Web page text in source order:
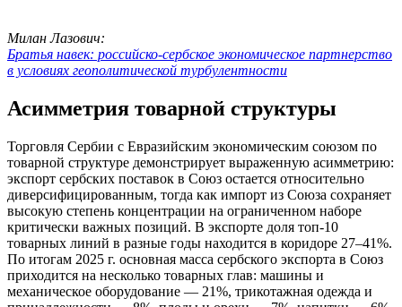
Милан Лазович:
Братья навек: российско-сербское экономическое партнерство
в условиях геополитической турбулентности
Асимметрия товарной структуры
Торговля Сербии с Евразийским экономическим союзом по
товарной структуре демонстрирует выраженную асимметрию:
экспорт сербских поставок в Союз остается относительно
диверсифицированным, тогда как импорт из Союза сохраняет
высокую степень концентрации на ограниченном наборе
критически важных позиций. В экспорте доля топ-10
товарных линий в разные годы находится в коридоре 27–41%.
По итогам 2025 г. основная масса сербского экспорта в Союз
приходится на несколько товарных глав: машины и
механическое оборудование — 21%, трикотажная одежда и